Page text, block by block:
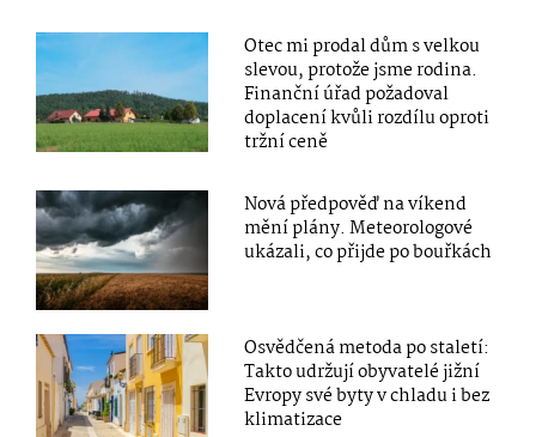
Otec mi prodal dům s velkou
slevou, protože jsme rodina.
Finanční úřad požadoval
doplacení kvůli rozdílu oproti
tržní ceně
Nová předpověď na víkend
mění plány. Meteorologové
ukázali, co přijde po bouřkách
Osvědčená metoda po staletí:
Takto udržují obyvatelé jižní
Evropy své byty v chladu i bez
klimatizace